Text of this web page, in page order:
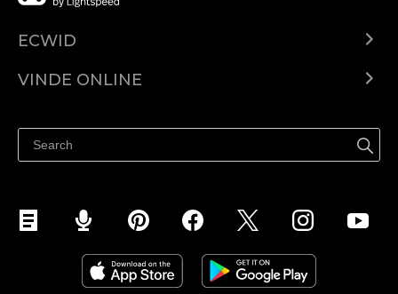
ECWID
Prețuri
VINDE ONLINE
Vinde pe Facebook
Vinde pe Instagram